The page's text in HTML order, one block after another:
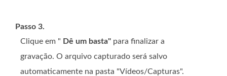
Passo 3.
Clique em " Dê um basta" para finalizar a
gravação. O arquivo capturado será salvo
automaticamente na pasta "Vídeos/Capturas".